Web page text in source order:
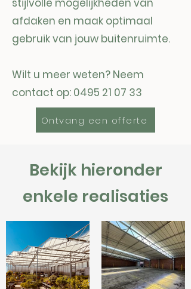
stijlvolle mogelijkheden van
afdaken en maak optimaal
gebruik van jouw buitenruimte.
Wilt u meer weten? Neem
contact op: 0495 21 07 33
Ontvang een offerte
Bekijk hieronder
enkele realisaties